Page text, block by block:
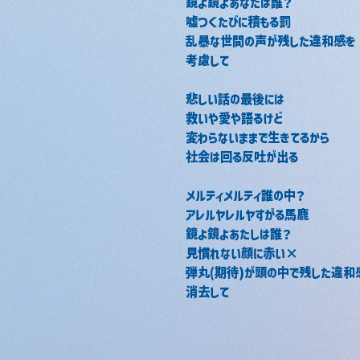
嘘つくたびに積もる罰
乱暴な世間の声が残した違和感を
考慮して
悲しい話の最後には
救いや愛や語るけど
変わらないままで生きてるから
社会は回る反吐が出る
メルティメルティ誰の中？
アレルヤレルヤすがる馬鹿
鏡よ鏡よあたしは誰？
見慣れない顔に赤い×
弾丸(期待)が頭の中で残した違和
消去して